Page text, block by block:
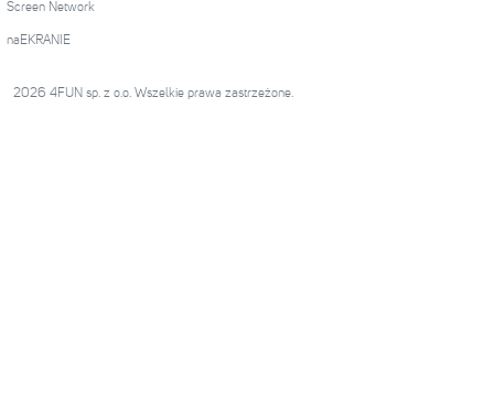
Screen Network
naEKRANIE
2026 4FUN sp. z o.o. Wszelkie prawa zastrzeżone.